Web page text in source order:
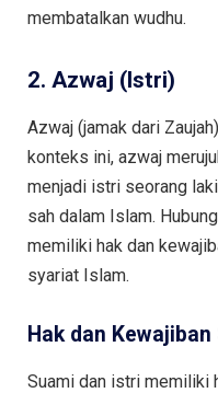
membatalkan wudhu.
2. Azwaj (Istri)
Azwaj (jamak dari
konteks ini, azwaj
menjadi istri seorang
sah dalam Islam.
memiliki hak dan
syariat Islam.
Hak dan
Suami dan istri memiliki